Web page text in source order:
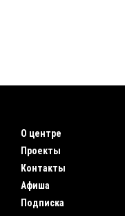
О центре
Проекты
Контакты
Афиша
Подписка